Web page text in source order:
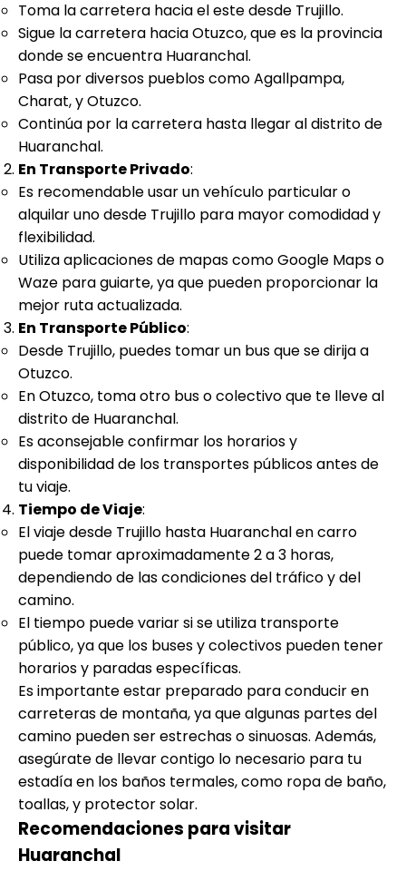
Toma la carretera hacia el este desde Trujillo.
Sigue la carretera hacia Otuzco, que es la provincia
donde se encuentra Huaranchal.
Pasa por diversos pueblos como Agallpampa,
Charat, y Otuzco.
Continúa por la carretera hasta llegar al distrito de
Huaranchal.
En Transporte Privado:
Es recomendable usar un vehículo particular o
alquilar uno desde Trujillo para mayor comodidad y
flexibilidad.
Utiliza aplicaciones de mapas como Google Maps o
Waze para guiarte, ya que pueden proporcionar la
mejor ruta actualizada.
En Transporte Público:
Desde Trujillo, puedes tomar un bus que se dirija a
Otuzco.
En Otuzco, toma otro bus o colectivo que te lleve al
distrito de Huaranchal.
Es aconsejable confirmar los horarios y
disponibilidad de los transportes públicos antes de
tu viaje.
Tiempo de Viaje:
El viaje desde Trujillo hasta Huaranchal en carro
puede tomar aproximadamente 2 a 3 horas,
dependiendo de las condiciones del tráfico y del
camino.
El tiempo puede variar si se utiliza transporte
público, ya que los buses y colectivos pueden tener
horarios y paradas específicas.
Es importante estar preparado para conducir en
carreteras de montaña, ya que algunas partes del
camino pueden ser estrechas o sinuosas. Además,
asegúrate de llevar contigo lo necesario para tu
estadía en los baños termales, como ropa de baño,
toallas, y protector solar.
Recomendaciones para visitar
Huaranchal